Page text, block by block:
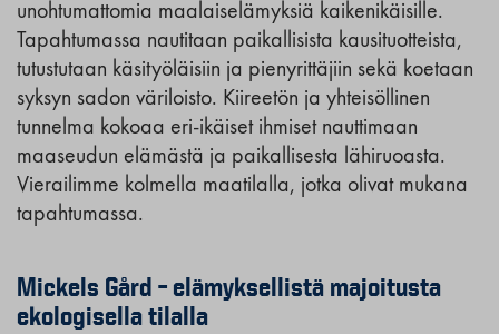
unohtumattomia maalaiselämyksiä kaikenikäisille.
Tapahtumassa nautitaan paikallisista kausituotteista,
tutustutaan käsityöläisiin ja pienyrittäjiin sekä koetaan
syksyn sadon väriloisto. Kiireetön ja yhteisöllinen
tunnelma kokoaa eri-ikäiset ihmiset nauttimaan
maaseudun elämästä ja paikallisesta lähiruoasta.
Vierailimme kolmella maatilalla, jotka olivat mukana
tapahtumassa.
Mickels Gård – elämyksellistä majoitusta
ekologisella tilalla